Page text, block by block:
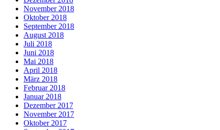
November 2018
Oktober 2018
September 2018
August 2018
Juli 2018
Juni 2018
Mai 2018
April 2018
März 2018
Februar 2018
Januar 2018
Dezember 2017
November 2017
Oktober 2017